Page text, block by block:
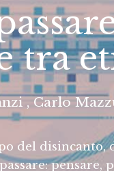
tra
,Carlo
del disincanto,
pensare,